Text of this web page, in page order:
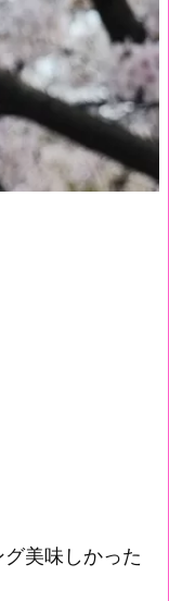
美味しかった